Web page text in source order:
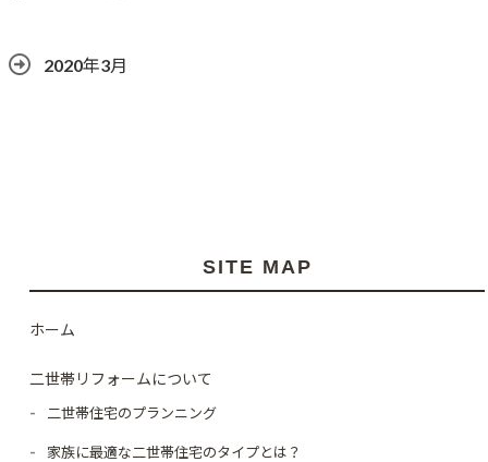
2020年3月
SITE MAP
ホーム
二世帯リフォームについて
二世帯住宅のプランニング
家族に最適な二世帯住宅のタイプとは？